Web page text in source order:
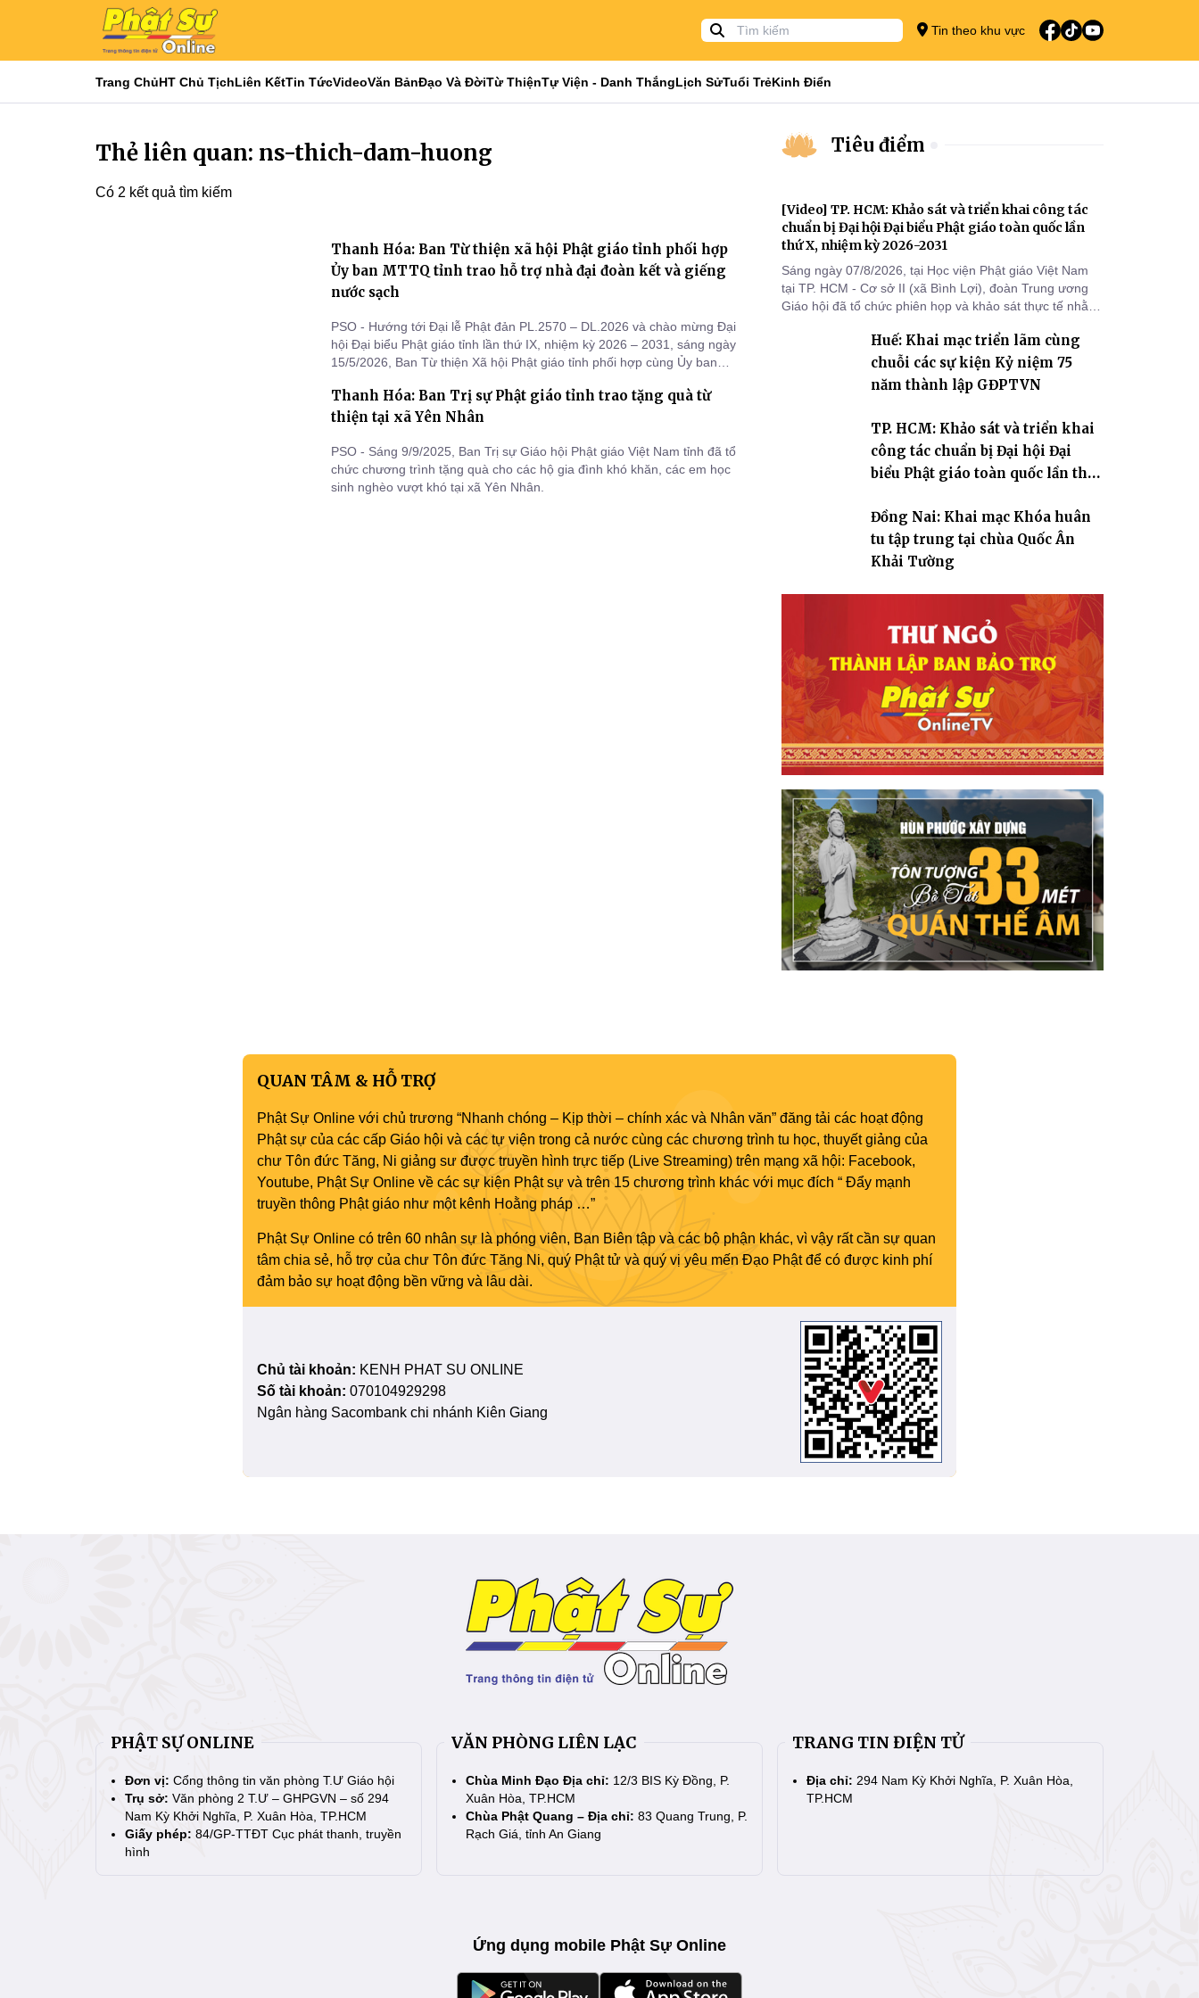
Tin theo khu vực
Trang ChủHT Chủ TịchLiên KếtTin TứcVideoVăn BảnĐạo Và ĐờiTừ ThiệnTự Viện - Danh ThắngLịch SửTuổi TrẻKinh Điển
Thẻ liên quan: ns-thich-dam-huong
Có 2 kết quả tìm kiếm
Thanh Hóa: Ban Từ thiện xã hội Phật giáo tỉnh phối hợp
Ủy ban MTTQ tỉnh trao hỗ trợ nhà đại đoàn kết và giếng
nước sạch
PSO - Hướng tới Đại lễ Phật đản PL.2570 – DL.2026 và chào mừng Đại
hội Đại biểu Phật giáo tỉnh lần thứ IX, nhiệm kỳ 2026 – 2031, sáng ngày
15/5/2026, Ban Từ thiện Xã hội Phật giáo tỉnh phối hợp cùng Ủy ban
dựng nhà Đại đoàn kết và giếng nước khoan cho các trường mầm non.
Thanh Hóa: Ban Trị sự Phật giáo tỉnh trao tặng quà từ
thiện tại xã Yên Nhân
PSO - Sáng 9/9/2025, Ban Trị sự Giáo hội Phật giáo Việt Nam tỉnh đã tổ
chức chương trình tặng quà cho các hộ gia đình khó khăn, các em học
sinh nghèo vượt khó tại xã Yên Nhân.
Tiêu điểm
[Video] TP. HCM: Khảo sát và triển khai công tác
chuẩn bị Đại hội Đại biểu Phật giáo toàn quốc lần
thứ X, nhiệm kỳ 2026-2031
Sáng ngày 07/8/2026, tại Học viện Phật giáo Việt Nam
tại TP. HCM - Cơ sở II (xã Bình Lợi), đoàn Trung ương
Giáo hội đã tổ chức phiên họp và khảo sát thực tế nhằm
toàn quốc lần thứ X, nhiệm kỳ 2026-2031.
Huế: Khai mạc triển lãm cùng
chuỗi các sự kiện Kỷ niệm 75
năm thành lập GĐPTVN
TP. HCM: Khảo sát và triển khai
công tác chuẩn bị Đại hội Đại
biểu Phật giáo toàn quốc lần thứ
Đồng Nai: Khai mạc Khóa huân
tu tập trung tại chùa Quốc Ân
Khải Tường
QUAN TÂM & HỖ TRỢ
Phật Sự Online với chủ trương “Nhanh chóng – Kịp thời – chính xác và Nhân văn” đăng tải các hoạt động
Phật sự của các cấp Giáo hội và các tự viện trong cả nước cùng các chương trình tu học, thuyết giảng của
chư Tôn đức Tăng, Ni giảng sư được truyền hình trực tiếp (Live Streaming) trên mạng xã hội: Facebook,
Youtube, Phật Sự Online về các sự kiện Phật sự và trên 15 chương trình khác với mục đích “ Đẩy mạnh
truyền thông Phật giáo như một kênh Hoằng pháp …”
Phật Sự Online có trên 60 nhân sự là phóng viên, Ban Biên tập và các bộ phận khác, vì vậy rất cần sự quan
tâm chia sẻ, hỗ trợ của chư Tôn đức Tăng Ni, quý Phật tử và quý vị yêu mến Đạo Phật để có được kinh phí
đảm bảo sự hoạt động bền vững và lâu dài.
Chủ tài khoản: KENH PHAT SU ONLINE
Số tài khoản: 070104929298
Ngân hàng Sacombank chi nhánh Kiên Giang
PHẬT SỰ ONLINE
Đơn vị: Cổng thông tin văn phòng T.Ư Giáo hội
Trụ sở: Văn phòng 2 T.Ư – GHPGVN – số 294
Nam Kỳ Khởi Nghĩa, P. Xuân Hòa, TP.HCM
Giấy phép: 84/GP-TTĐT Cục phát thanh, truyền
hình
VĂN PHÒNG LIÊN LẠC
Chùa Minh Đạo Địa chỉ: 12/3 BIS Kỳ Đồng, P.
Xuân Hòa, TP.HCM
Chùa Phật Quang – Địa chỉ: 83 Quang Trung, P.
Rạch Giá, tỉnh An Giang
TRANG TIN ĐIỆN TỬ
Địa chỉ: 294 Nam Kỳ Khởi Nghĩa, P. Xuân Hòa,
TP.HCM
Ứng dụng mobile Phật Sự Online